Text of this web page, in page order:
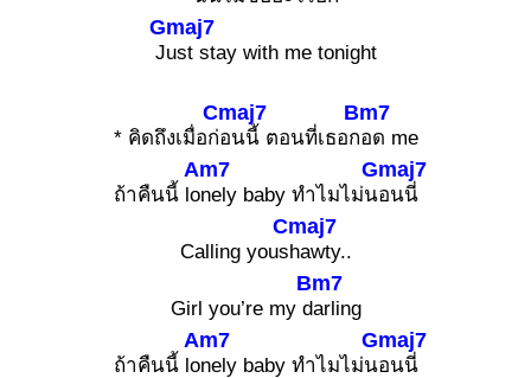
J
Gmaj7
ust stay with me tonight
* คิดถึงเมื่อก่
Cmaj7
อนนี้ ตอนที่เธอก
Bm7
อด me
ถ้าคืนนี้ lo
Am7
nely baby ทำไมไม่น
Gmaj7
อนนี่
Calling yous
Cmaj7
hawty..
Girl you’re my d
Bm7
arling
ถ้าคืนนี้ lo
Am7
nely baby ทำไมไม่น
Gmaj7
อนนี่